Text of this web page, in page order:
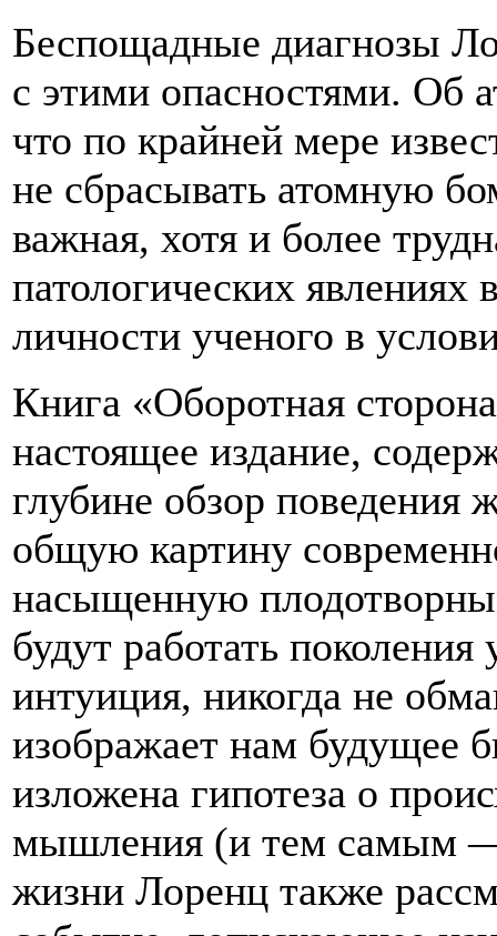
Беспощадные диагнозы
с этими опасностями. Об
что по крайней мере
не сбрасывать атомную
важная, хотя и более
патологических
личности ученого в
Книга «Оборотная
настоящее издание,
глубине обзор поведения
общую картину
насыщенную
будут работать
интуиция, никогда не
изображает нам будущее
изложена гипотеза о
мышления (и тем самым —
жизни Лоренц также